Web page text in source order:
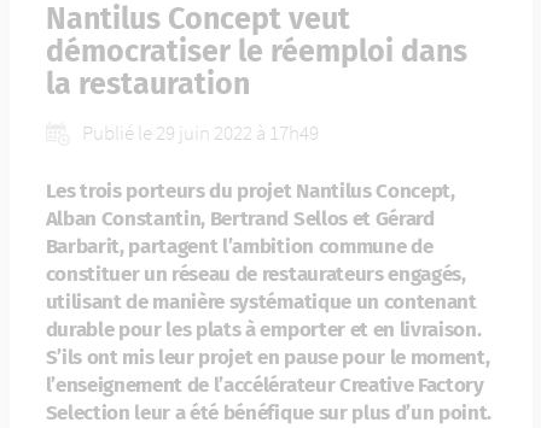
Nantilus Concept veut
démocratiser le réemploi dans
la restauration
Publié le 29 juin 2022 à 17h49
Les trois porteurs du projet Nantilus Concept,
Alban Constantin, Bertrand Sellos et Gérard
Barbarit, partagent l’ambition commune de
constituer un réseau de restaurateurs engagés,
utilisant de manière systématique un contenant
durable pour les plats à emporter et en livraison.
S’ils ont mis leur projet en pause pour le moment,
l’enseignement de l’accélérateur Creative Factory
Selection leur a été bénéfique sur plus d’un point.